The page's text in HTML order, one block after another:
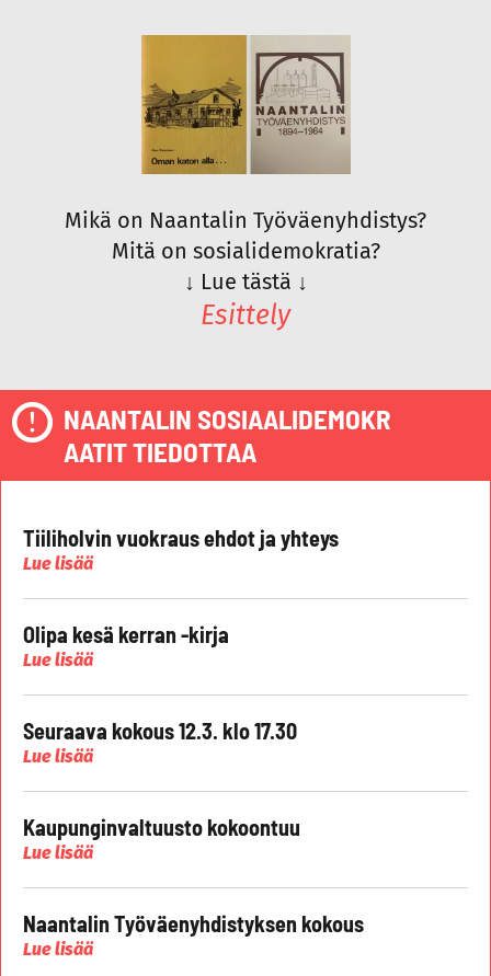
Mikä on Naantalin Työväenyhdistys?
Mitä on sosialidemokratia?
↓ Lue tästä ↓
Esittely
NAANTALIN SOSIAALIDEMOKR
AATIT TIEDOTTAA
Tiiliholvin vuokraus ehdot ja yhteys
Lue lisää
Olipa kesä kerran -kirja
Lue lisää
Seuraava kokous 12.3. klo 17.30
Lue lisää
Kaupunginvaltuusto kokoontuu
Lue lisää
Naantalin Työväenyhdistyksen kokous
Lue lisää